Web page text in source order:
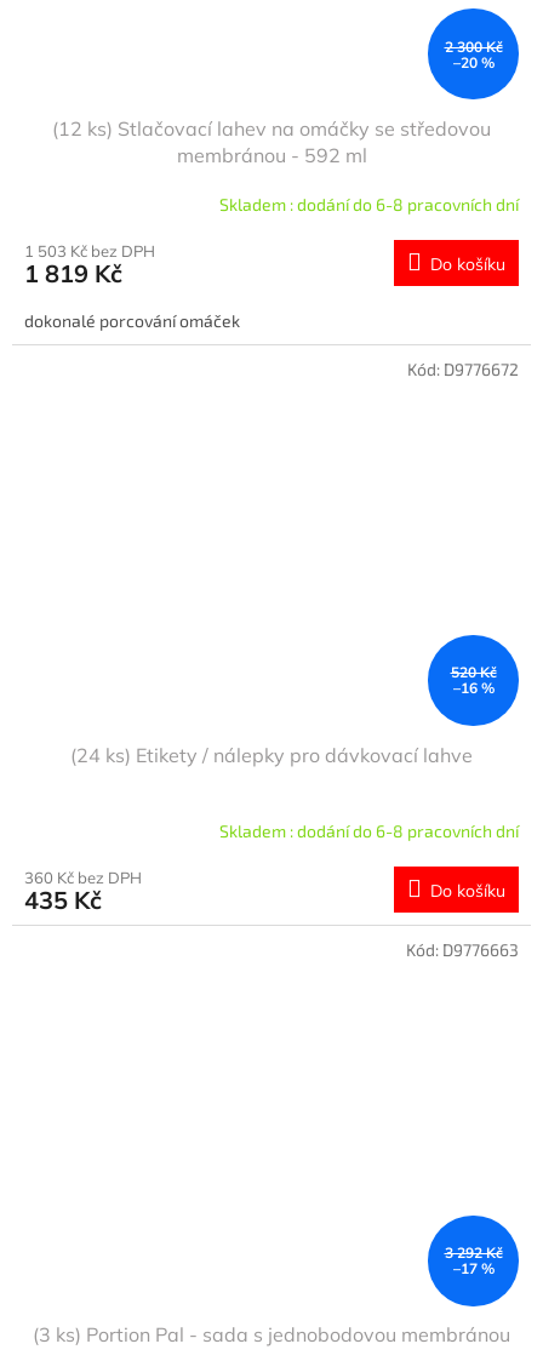
2 300 Kč
–20 %
(12 ks) Stlačovací lahev na omáčky se středovou
membránou - 592 ml
Skladem : dodání do 6-8 pracovních dní
1 503 Kč bez DPH
1 819 Kč Do košíku
dokonalé porcování omáček
520 Kč
–16 %
(24 ks) Etikety / nálepky pro dávkovací lahve
Skladem : dodání do 6-8 pracovních dní
360 Kč bez DPH
435 Kč Do košíku
Kód: D9776672
3 292 Kč
–17 %
(3 ks) Portion Pal - sada s jednobodovou membránou
Kód: D9776663